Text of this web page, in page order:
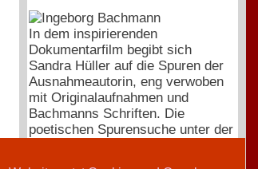
In dem inspirierenden
Dokumentarfilm begibt sich
Sandra Hüller auf die Spuren der
Ausnahmeautorin, eng verwoben
mit Originalaufnahmen und
Bachmanns Schriften. Die
poetischen Spurensuche unter der